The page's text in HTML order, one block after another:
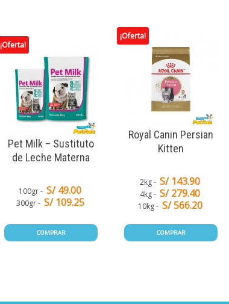
¡Oferta!
Pet Milk – Sustituto
de Leche Materna
100gr S/ 49.00
300gr S/ 109.25
COMPRAR
¡Oferta!
Royal Canin Persian
Kitten
2kg S/ 143.90
4kg S/ 279.40
10kg S/ 566.20
COMPRAR